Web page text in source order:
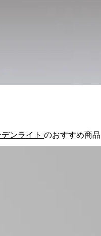
デンライトのおすすめ商品